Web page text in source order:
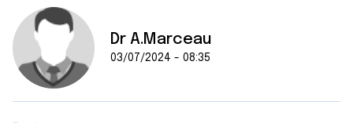
Dr A.Marceau
03/07/2024 - 08:35